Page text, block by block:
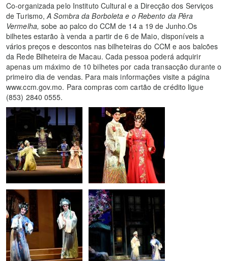
Co-organizada pelo Instituto Cultural e a Direcção dos Serviços
de Turismo,A Sombra da Borboleta e o Rebento daPêra
Vermelha, sobe ao palco do CCM de 14 a 19 de Junho.Os
bilhetes estarão à venda a partir de 6 de Maio, disponíveis a
vários preços e descontos nas bilheteiras do CCM e aos balcões
da Rede Bilheteira de Macau. Cada pessoa poderá adquirir
apenas um máximo de 10 bilhetes por cada transacção durante o
primeiro dia de vendas. Para mais informações visite a página
www.ccm.gov.mo. Para compras com cartão de crédito ligue
(853) 2840 0555.